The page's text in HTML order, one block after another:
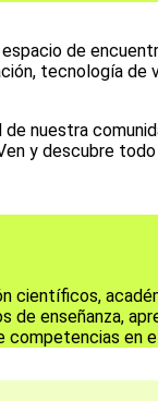
de
tecnología de
nuestra
y descubre
científicos,
enseñanza,
en